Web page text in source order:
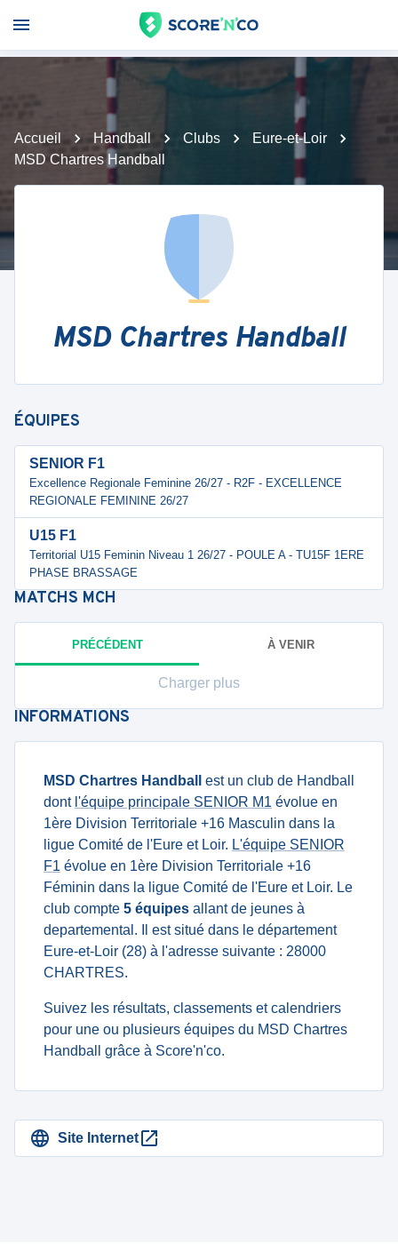
Accueil Handball Clubs
Eure-et-Loir
MSD Chartres Handball
MSD Chartres Handball
ÉQUIPES
SENIOR F1
Excellence Regionale Feminine 26/27 - R2F - EXCELLENCE
REGIONALE FEMININE 26/27
U15 F1
Territorial U15 Feminin Niveau 1 26/27 - POULE A - TU15F 1ERE
PHASE BRASSAGE
MATCHS MCH
PRÉCÉDENT À VENIR
Charger plus
INFORMATIONS
MSD Chartres Handball
est un club de Handball
dont l'équipe principale SENIOR M1 évolue en
1ère Division Territoriale +16 Masculin dans la
ligue Comité de l'Eure et Loir. L'équipe SENIOR
F1 évolue en 1ère Division Territoriale +16
Féminin dans la ligue Comité de l'Eure et Loir. Le
club compte 5 équipes allant de jeunes à
departemental. Il est situé dans le département
Eure-et-Loir (28) à l'adresse suivante : 28000
CHARTRES.
Suivez les résultats, classements et calendriers
pour une ou plusieurs équipes du MSD Chartres
Handball grâce à Score'n'co.
Site Internet